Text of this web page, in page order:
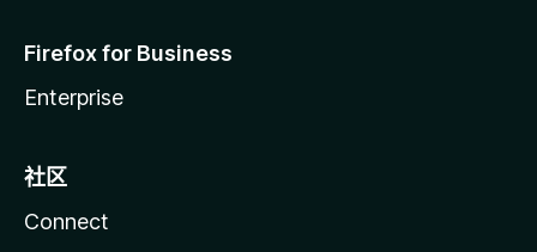
Firefox for Business
Enterprise
社区
Connect